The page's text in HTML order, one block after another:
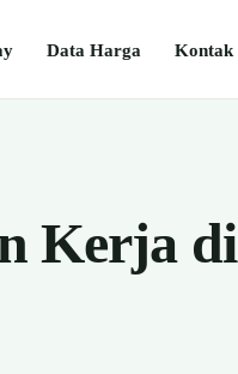
Data Harga Kontak
Kerja di